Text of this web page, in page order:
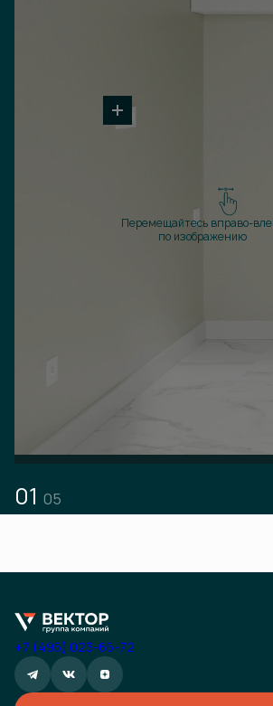
Перемещайтесь вправо-
по изображению
01 05
+7 (495) 023-65-72